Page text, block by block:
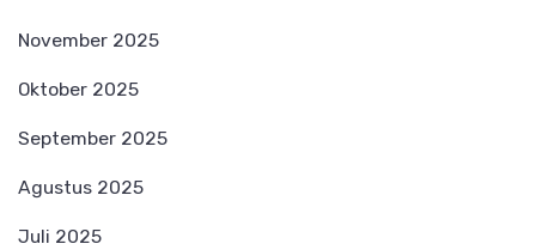
November 2025
Oktober 2025
September 2025
Agustus 2025
Juli 2025